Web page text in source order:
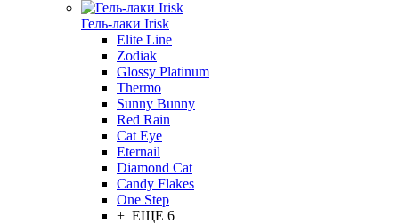
Гель-лаки Irisk
Elite Line
Zodiak
Glossy Platinum
Thermo
Sunny Bunny
Red Rain
Cat Eye
Eternail
Diamond Cat
Candy Flakes
One Step
+ ЕЩЕ 6